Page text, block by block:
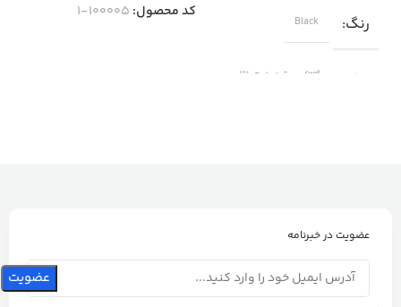
رنگ Black
wd/وسترن دیجیتال
کد محصول: 100005-1
عضویت در خبرنامه